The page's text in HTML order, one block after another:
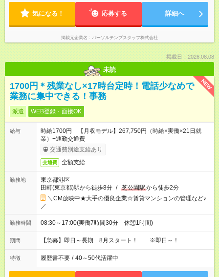
気になる！ 応募する 詳細へ
掲載元企業名 パーソルテンプスタッフ株式会社
掲載日：2026.08.08
未読
NEW
1700円＊残業なし×17時台定時！電話少なめで
業務に集中できる！事務
派遣 WEB登録・面接OK
給与
時給1700円 【月収モデル】267,750円（時給×実働×21日就
業）+通勤交通費
交通費別途支給あり
交通費 全額支給
勤務地
東京都港区
田町(東京都)駅から徒歩8分 / 芝公園駅から徒歩2分
＼CM放映中★大手の優良企業☆賃貸マンションの管理など♪
／
勤務時間 08:30～17:00(実働7時間30分 休憩1時間)
期間 【急募】即日～長期 8月スタート！ ※即日～！
特徴 履歴書不要 / 40～50代活躍中